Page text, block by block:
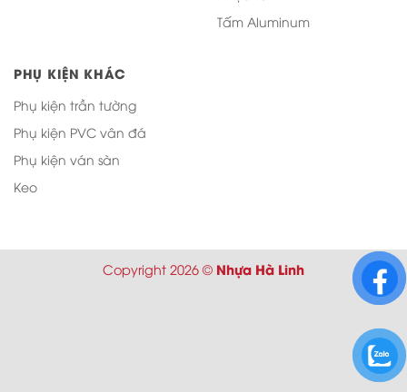
Tấm Aluminum
PHỤ KIỆN KHÁC
Phụ kiện trần tường
Phụ kiện PVC vân đá
Phụ kiện ván sàn
Keo
Copyright 2026 © Nhựa Hà Linh